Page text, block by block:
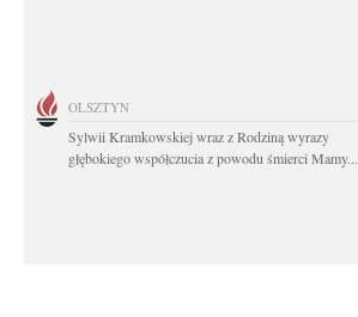
OLSZTYN
Sylwii Kramkowskiej wraz z Rodziną wyrazy
głębokiego współczucia z powodu śmierci Mamy...